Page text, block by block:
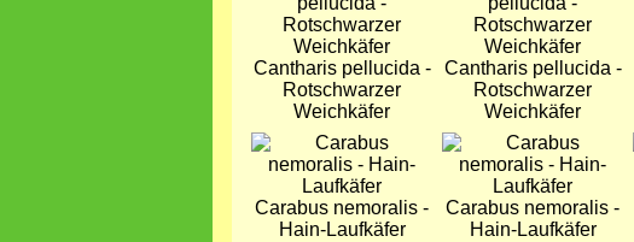
Cantharis pellucida -
Rotschwarzer
Weichkäfer
Cantharis pellucida -
Rotschwarzer
Weichkäfer
Bild
Carabus nemoralis -
Hain-Laufkäfer
Bild
Carabus nemoralis -
Hain-Laufkäfer